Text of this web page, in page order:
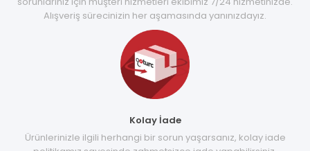
Alışveriş sürecinizin her aşamasında yanınızdayız.
Kolay İade
Ürünlerinizle ilgili herhangi bir sorun yaşarsanız, kolay iade